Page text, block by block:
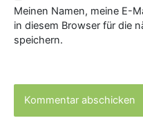
Meinen Namen, meine E-
in diesem Browser für die
speichern.